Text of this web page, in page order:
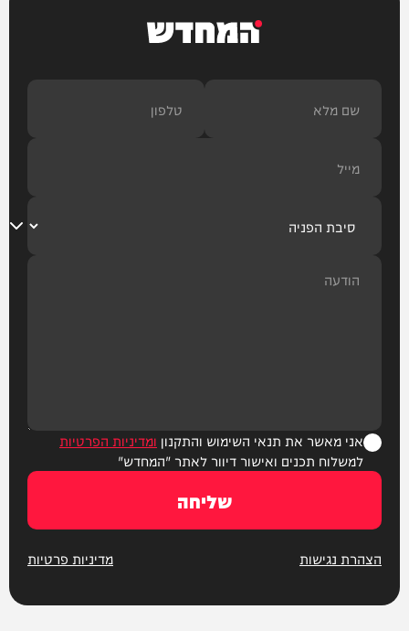
המחדש
אני מאשר את תנאי השימוש והתקנון ומדיניות הפרטיות
למשלוח תכנים ואישור דיוור לאתר "המחדש"
שליחה
הצהרת נגישות מדיניות פרטיות